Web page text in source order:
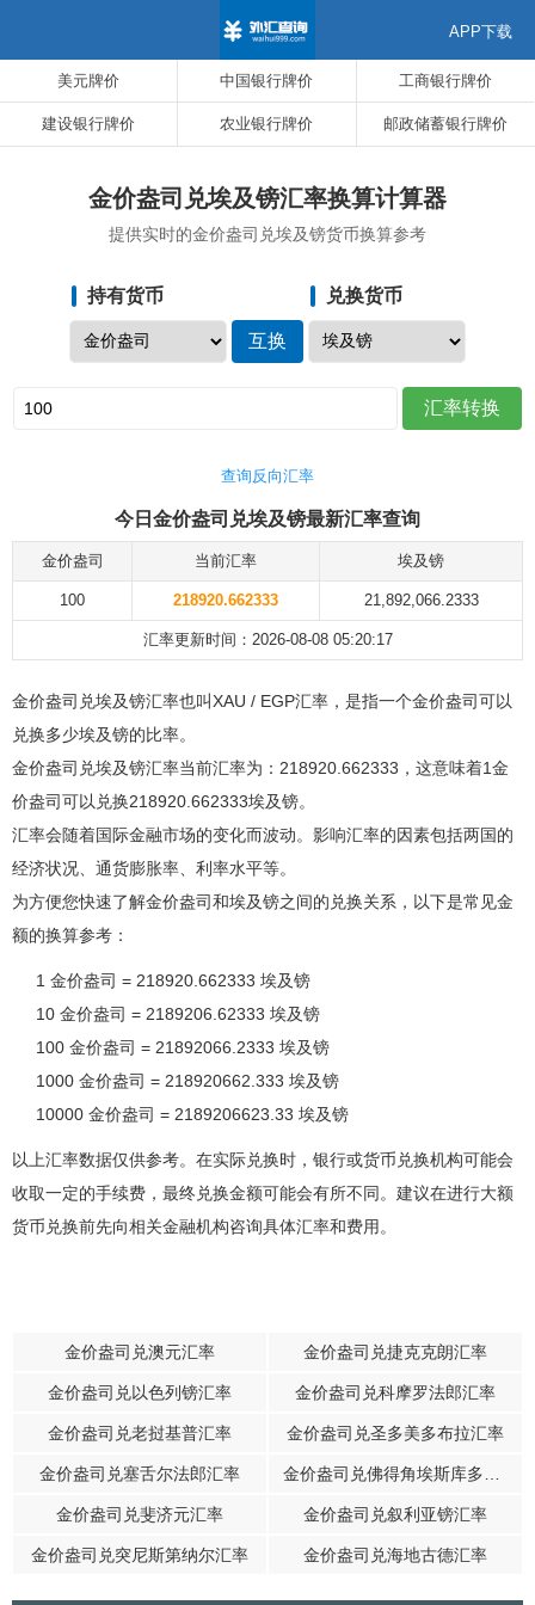
美元牌价 中国银行牌价 工商银行牌价
建设银行牌价 农业银行牌价 邮政储蓄银行牌价
APP下载
金价盎司兑埃及镑汇率换算计算器
提供实时的金价盎司兑埃及镑货币换算参考
持有货币 兑换货币
查询反向汇率
今日金价盎司兑埃及镑最新汇率查询
金价盎司 当前汇率 埃及镑
100 218920.662333 21,892,066.2333
汇率更新时间：2026-08-08 05:20:17
金价盎司兑埃及镑汇率也叫XAU / EGP汇率，是指一个金价盎司可以
兑换多少埃及镑的比率。
金价盎司兑埃及镑汇率当前汇率为：218920.662333，这意味着1金
价盎司可以兑换218920.662333埃及镑。
汇率会随着国际金融市场的变化而波动。影响汇率的因素包括两国的
经济状况、通货膨胀率、利率水平等。
为方便您快速了解金价盎司和埃及镑之间的兑换关系，以下是常见金
额的换算参考：
1 金价盎司 = 218920.662333 埃及镑
10 金价盎司 = 2189206.62333 埃及镑
100 金价盎司 = 21892066.2333 埃及镑
1000 金价盎司 = 218920662.333 埃及镑
10000 金价盎司 = 2189206623.33 埃及镑
以上汇率数据仅供参考。在实际兑换时，银行或货币兑换机构可能会
收取一定的手续费，最终兑换金额可能会有所不同。建议在进行大额
货币兑换前先向相关金融机构咨询具体汇率和费用。
金价盎司兑澳元汇率 金价盎司兑捷克克朗汇率
金价盎司兑以色列镑汇率 金价盎司兑科摩罗法郎汇率
金价盎司兑老挝基普汇率 金价盎司兑圣多美多布拉汇率
金价盎司兑塞舌尔法郎汇率
金价盎司兑斐济元汇率 金价盎司兑叙利亚镑汇率
金价盎司兑突尼斯第纳尔汇率 金价盎司兑海地古德汇率